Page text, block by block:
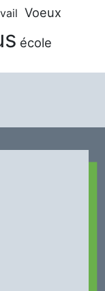
Voeux
école